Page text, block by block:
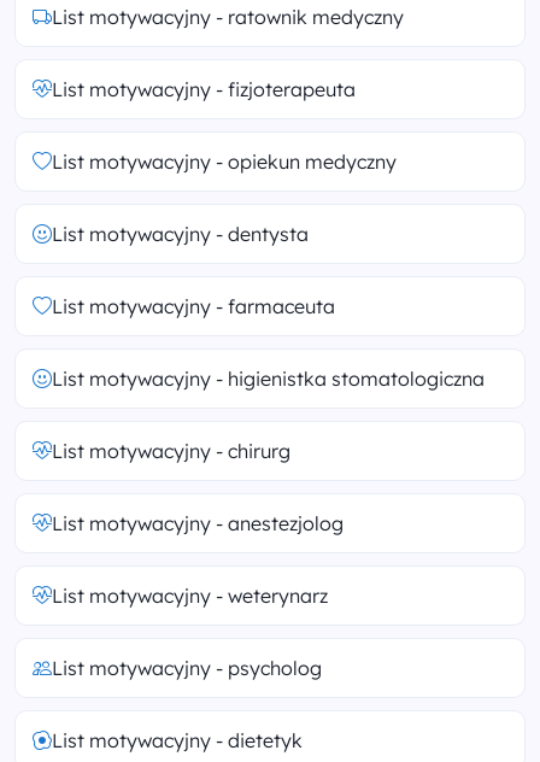
List motywacyjny - ratownik medyczny
List motywacyjny - fizjoterapeuta
List motywacyjny - opiekun medyczny
List motywacyjny - dentysta
List motywacyjny - farmaceuta
List motywacyjny - higienistka stomatologiczna
List motywacyjny - chirurg
List motywacyjny - anestezjolog
List motywacyjny - weterynarz
List motywacyjny - psycholog
List motywacyjny - dietetyk